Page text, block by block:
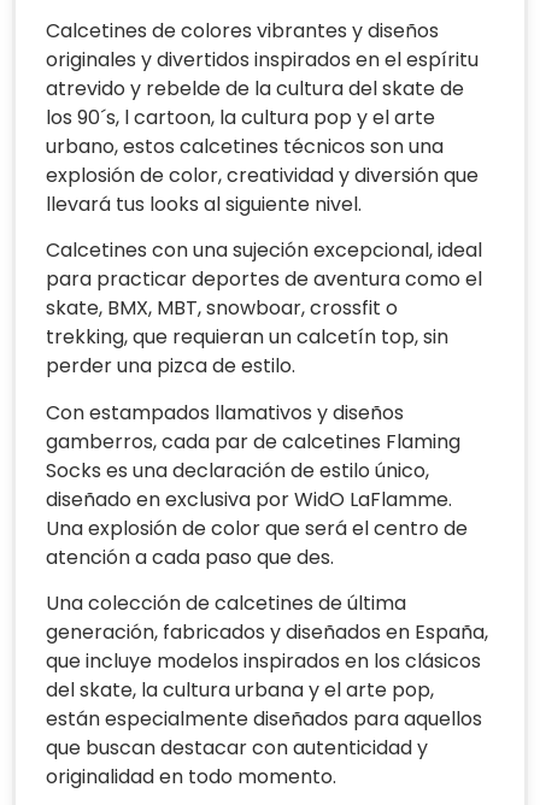
Calcetines de colores vibrantes y diseños
originales y divertidos inspirados en el espíritu
atrevido y rebelde de la cultura del skate de
los 90´s, l cartoon, la cultura pop y el arte
urbano, estos calcetines técnicos son una
explosión de color, creatividad y diversión que
llevará tus looks al siguiente nivel.
Calcetines con una sujeción excepcional, ideal
para practicar deportes de aventura como el
skate, BMX, MBT, snowboar, crossfit o
trekking, que requieran un calcetín top, sin
perder una pizca de estilo.
Con estampados llamativos y diseños
gamberros, cada par de calcetines Flaming
Socks es una declaración de estilo único,
diseñado en exclusiva por WidO LaFlamme.
Una explosión de color que será el centro de
atención a cada paso que des.
Una colección de calcetines de última
generación, fabricados y diseñados en España,
que incluye modelos inspirados en los clásicos
del skate, la cultura urbana y el arte pop,
están especialmente diseñados para aquellos
que buscan destacar con autenticidad y
originalidad en todo momento.